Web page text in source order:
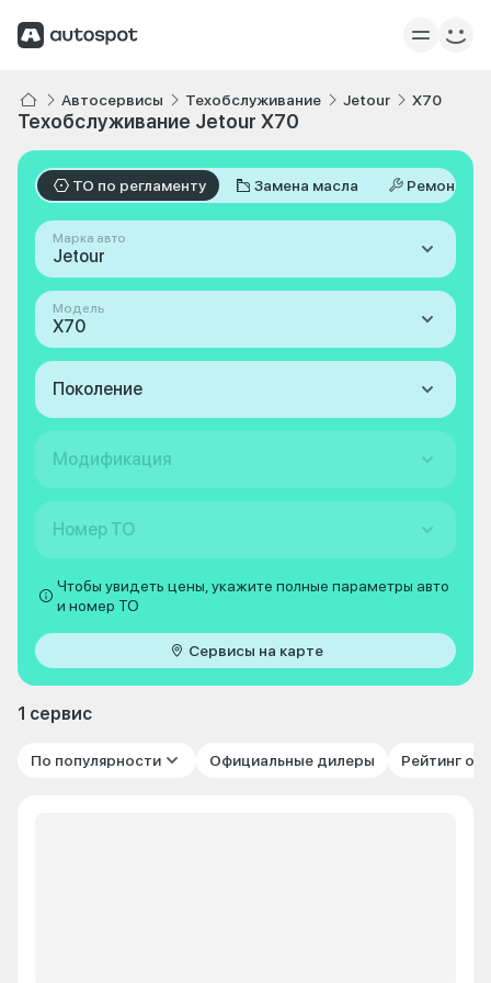
Автосервисы Техобслуживание Jetour X70
Техобслуживание Jetour X70
ТО по регламенту Замена масла Ремонт
Марка авто
Jetour
Модель
X70
Поколение
Модификация
Номер ТО
Чтобы увидеть цены, укажите полные параметры авто
и номер ТО
Сервисы на карте
1 сервис
По популярности Официальные дилеры Рейтинг